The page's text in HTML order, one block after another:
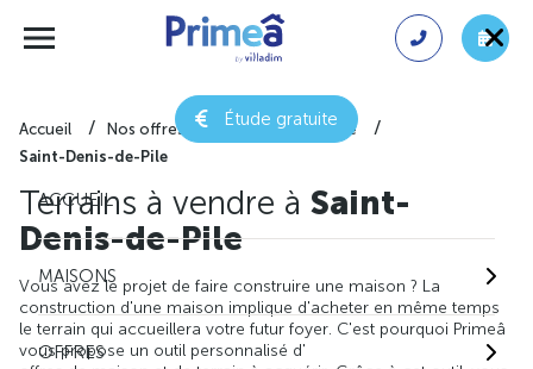
Étude gratuite
ACCUEIL
MAISONS
OFFRES
Accueil Nos offres de terrain
Gironde
Saint-Denis-de-Pile
Terrains à vendre à Saint-
Denis-de-Pile
Vous avez le projet de faire construire une maison ? La
construction d'une maison implique d'acheter en même temps
le terrain qui accueillera votre futur foyer. C'est pourquoi Primeâ
vous propose un outil personnalisé d'